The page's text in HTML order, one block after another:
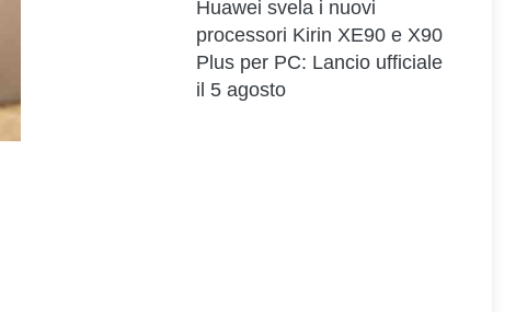
Huawei svela i nuovi
processori Kirin XE90 e X90
Plus per PC: Lancio ufficiale
il 5 agosto